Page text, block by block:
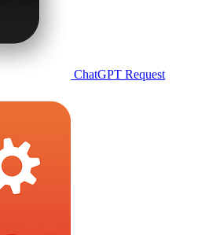
ChatGPT Request